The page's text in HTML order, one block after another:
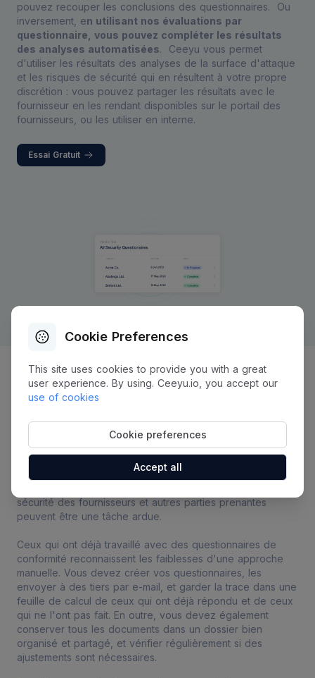
pouvez recouper les conclusions des questionnaires. Ou
inversement, en utilisant nos évaluations par
questionnaire, vous pouvez compléter les résultats
des analyses automatisées. Ceeyu vous permet
d'utiliser les résultats des analyses de la surface d'attaque
et les risques de sécurité qui en résultent à votre propre
discrétion : vous pouvez partager les résultats avec le
fournisseur en les rendant disponibles sur le portail des
fournisseurs, ou les utiliser en interne.
Essai Gratuit
Gestion des Risques Liés aux Tiers (TPRM)
Flux de travail automatisés pour les
questionnaires d'évaluation des
risques
sécurité des fournisseurs et autres parties prenantes
peuvent être une tâche ardue.
Ceux qui ont déjà travaillé avec des questionnaires de
conformité reconnaissent les faiblesses d'une approche
manuelle. Vous devez créer vos questionnaires, les
envoyer à des tiers par e-mail, et garder la trace dans une
feuille de calcul de ceux qui ont déjà répondu et de ceux
qui ne l'ont pas fait. En outre, vous devez également
conserver tous les documents dans un dossier bien
organisé et partagé, et vérifier régulièrement si des
ajustements sont nécessaires.
Cookie Preferences
This site uses cookies to provide you with a great
user experience. By using. Ceeyu.io, you accept our
use of cookies
Cookie preferences
Accept all